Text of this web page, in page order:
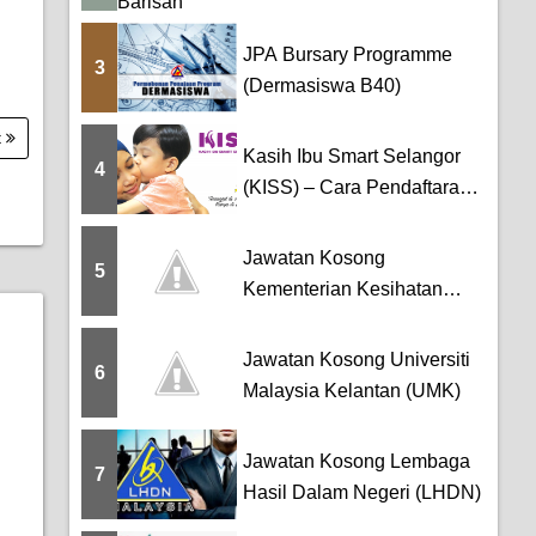
3
JPA Bursary Programme
(Dermasiswa B40)
4
Kasih Ibu Smart Selangor
(KISS) – Cara Pendaftaran
5
Jawatan Kosong
Kementerian Kesihatan
6
Jawatan Kosong Universiti
Malaysia Kelantan (UMK)
7
Jawatan Kosong Lembaga
Hasil Dalam Negeri (LHDN)